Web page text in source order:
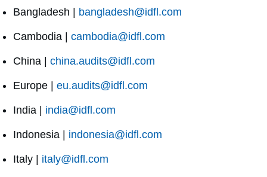
Bangladesh | bangladesh@idfl.com
Cambodia | cambodia@idfl.com
China | china.audits@idfl.com
Europe | eu.audits@idfl.com
India | india@idfl.com
Indonesia | indonesia@idfl.com
Italy | italy@idfl.com